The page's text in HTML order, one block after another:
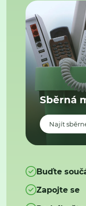
Sběrná
Najít
Buďte
Zapojte se